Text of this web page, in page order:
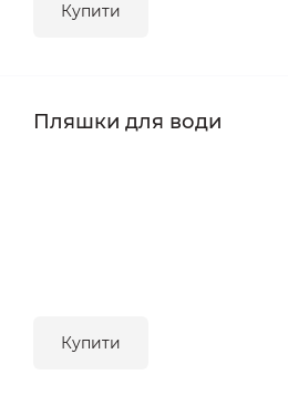
Купити
Пляшки для води
Купити